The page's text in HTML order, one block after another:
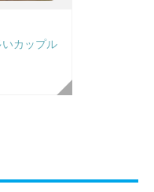
カップル